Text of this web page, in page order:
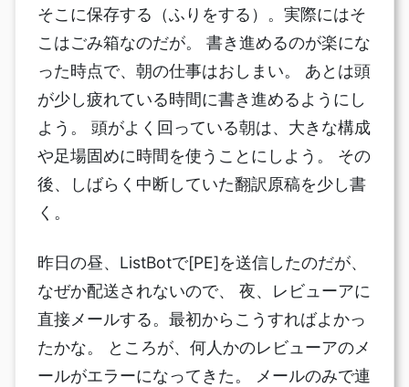
そこに保存する（ふりをする）。実際にはそ
こはごみ箱なのだが。 書き進めるのが楽にな
った時点で、朝の仕事はおしまい。 あとは頭
が少し疲れている時間に書き進めるようにし
よう。 頭がよく回っている朝は、大きな構成
や足場固めに時間を使うことにしよう。 その
後、しばらく中断していた翻訳原稿を少し書
く。
昨日の昼、ListBotで[PE]を送信したのだが、
なぜか配送されないので、 夜、レビューアに
直接メールする。最初からこうすればよかっ
たかな。 ところが、何人かのレビューアのメ
ールがエラーになってきた。 メールのみで連